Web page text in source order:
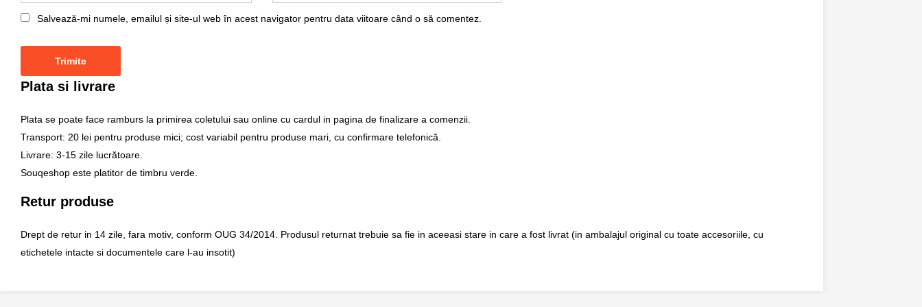
Salvează-mi numele, emailul și site-ul web în acest navigator pentru data viitoare când o să comentez.
Plata si livrare
Plata se poate face ramburs la primirea coletului sau online cu cardul in pagina de finalizare a comenzii.
Transport: 20 lei pentru produse mici; cost variabil pentru produse mari, cu confirmare telefonică.
Livrare: 3-15 zile lucrătoare.
Souqeshop este platitor de timbru verde.
Retur produse
Drept de retur in 14 zile, fara motiv, conform OUG 34/2014. Produsul returnat trebuie sa fie in aceeasi stare in care a fost livrat (in ambalajul original cu toate accesoriile, cu
etichetele intacte si documentele care l-au insotit)